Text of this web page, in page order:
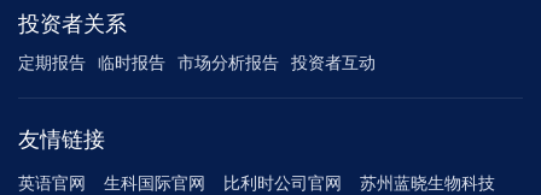
投资者关系
定期报告 临时报告 市场分析报告 投资者互动
友情链接
英语官网 生科国际官网 比利时公司官网
苏州蓝晓生物科技